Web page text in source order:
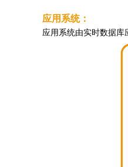
应用系统：
应用系统由实时数据库